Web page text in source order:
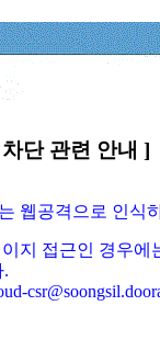
단 관련 안내 ]
웹공격으로 인식
지 접근인 경우에
.